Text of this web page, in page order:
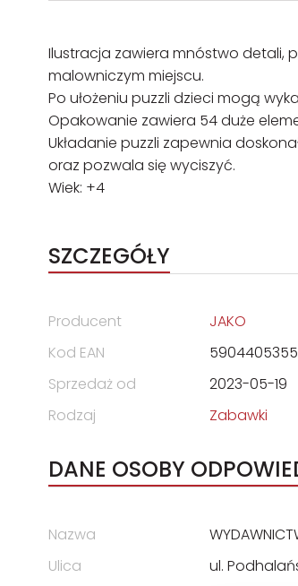
Ilustracja zawiera mnóstwo detali,
malowniczym miejscu.
Po ułożeniu puzzli dzieci mogą
Opakowanie zawiera 54 duże
Układanie puzzli zapewnia
oraz pozwala się wyciszyć.
Wiek: +4
SZCZEGÓŁY
Producent
JAKO
Kod EAN
Sprzedaż od
2023-05-19
Rodzaj
Zabawki
DANE OSOBY
Nazwa
Ulica
ul.